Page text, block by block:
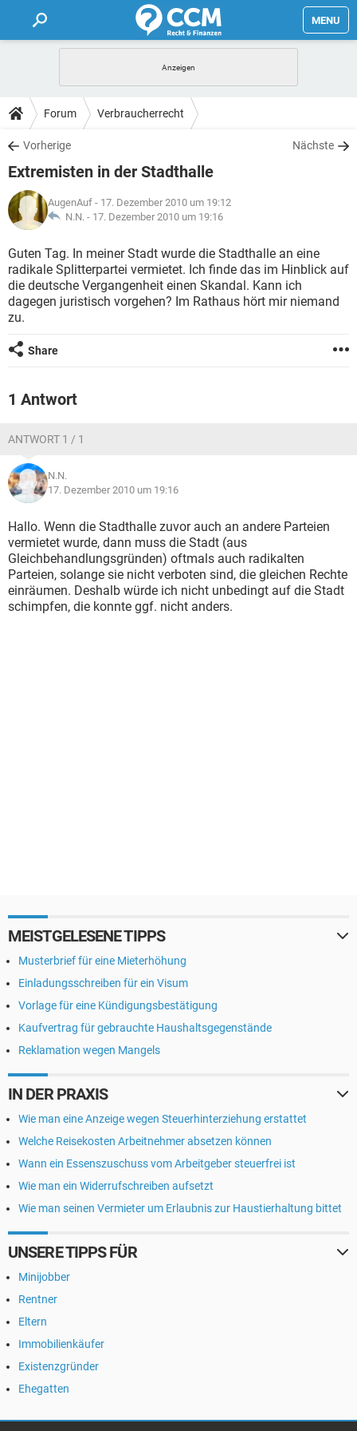
MENU
FORUM
TIPPS
Forum Verbraucherrecht
Vorherige Nächste
Extremisten in der Stadthalle
AugenAuf - 17. Dezember 2010 um 19:12
N.N. - 17. Dezember 2010 um 19:16
Guten Tag. In meiner Stadt wurde die Stadthalle an eine
radikale Splitterpartei vermietet. Ich finde das im Hinblick auf
die deutsche Vergangenheit einen Skandal. Kann ich
dagegen juristisch vorgehen? Im Rathaus hört mir niemand
zu.
Share
1 Antwort
ANTWORT 1 / 1
N.N.
17. Dezember 2010 um 19:16
Hallo. Wenn die Stadthalle zuvor auch an andere Parteien
vermietet wurde, dann muss die Stadt (aus
Gleichbehandlungsgründen) oftmals auch radikalten
Parteien, solange sie nicht verboten sind, die gleichen Rechte
einräumen. Deshalb würde ich nicht unbedingt auf die Stadt
schimpfen, die konnte ggf. nicht anders.
MEISTGELESENE TIPPS
Musterbrief für eine Mieterhöhung
Einladungsschreiben für ein Visum
Vorlage für eine Kündigungsbestätigung
Kaufvertrag für gebrauchte Haushaltsgegenstände
Reklamation wegen Mangels
IN DER PRAXIS
Wie man eine Anzeige wegen Steuerhinterziehung erstattet
Welche Reisekosten Arbeitnehmer absetzen können
Wann ein Essenszuschuss vom Arbeitgeber steuerfrei ist
Wie man ein Widerrufschreiben aufsetzt
Wie man seinen Vermieter um Erlaubnis zur Haustierhaltung bittet
UNSERE TIPPS FÜR
Minijobber
Rentner
Eltern
Immobilienkäufer
Existenzgründer
Ehegatten